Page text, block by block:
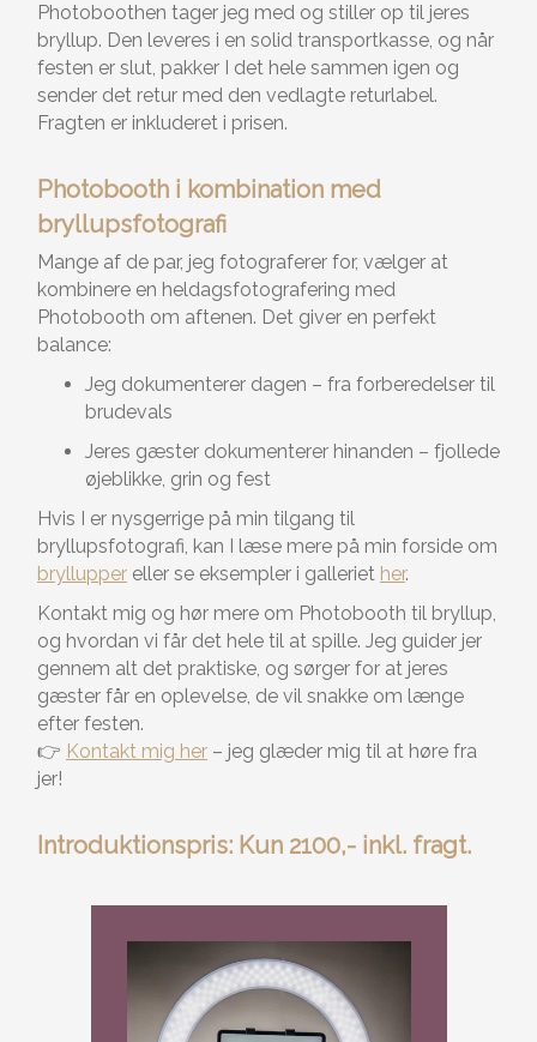
Photoboothen tager jeg med og stiller op til jeres
bryllup. Den leveres i en solid transportkasse, og når
festen er slut, pakker I det hele sammen igen og
sender det retur med den vedlagte returlabel.
Fragten er inkluderet i prisen.
Photobooth i kombination med
bryllupsfotografi
Mange af de par, jeg fotograferer for, vælger at
kombinere en heldagsfotografering med
Photobooth om aftenen. Det giver en perfekt
balance:
Jeg dokumenterer dagen – fra forberedelser til
brudevals
Jeres gæster dokumenterer hinanden – fjollede
øjeblikke, grin og fest
Hvis I er nysgerrige på min tilgang til
bryllupsfotografi, kan I læse mere på min forside om
bryllupper eller se eksempler i galleriet her.
Kontakt mig og hør mere om Photobooth til bryllup,
og hvordan vi får det hele til at spille. Jeg guider jer
gennem alt det praktiske, og sørger for at jeres
gæster får en oplevelse, de vil snakke om længe
efter festen.
👉 Kontakt mig her – jeg glæder mig til at høre fra
jer!
Introduktionspris: Kun 2100,- inkl. fragt.